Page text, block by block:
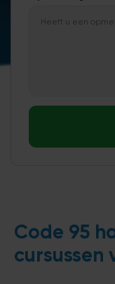
Code 95
cursussen